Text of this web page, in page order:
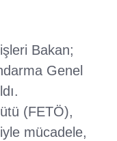
Bakan;
Genel
(FETÖ),
mücadele,